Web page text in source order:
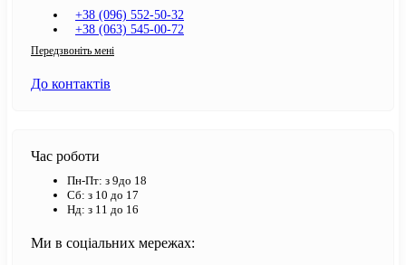
+38 (096) 552-50-32
+38 (063) 545-00-72
Передзвоніть мені
До контактів
Час роботи
Пн-Пт: з 9до 18
Сб: з 10 до 17
Нд: з 11 до 16
Ми в соціальних мережах: